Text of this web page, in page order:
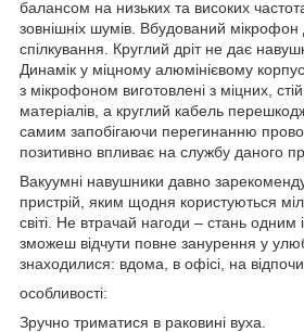
балансом на низьких та високих
зовнішніх шумів. Вбудований мікрофон
спілкування. Круглий дріт не дає
Динамік у міцному алюмінієвому
з мікрофоном виготовлені з міцних,
матеріалів, а круглий кабель
самим запобігаючи перегинанню
позитивно впливає на службу даного
Вакуумні навушники давно
пристрій, яким щодня користуються
світі. Не втрачай нагоди – стань одним
зможеш відчути повне занурення у
знаходилися: вдома, в офісі, на
особливості:
Зручно триматися в раковині вуха.